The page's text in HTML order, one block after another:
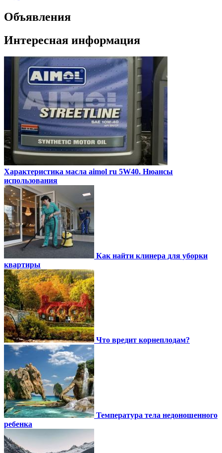
Объявления
Интересная информация
Характеристика масла aimol ru 5W40. Нюансы
использования
Как найти клинера для уборки
квартиры
Что вредит корнеплодам?
Температура тела недоношенного
ребенка